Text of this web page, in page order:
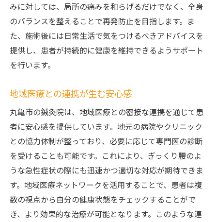
鍼灸施術で痛みを和らげるメカニズム
ぎっくり腰に特化した施術テクニック
丸亀市での鍼灸院活用法とその意義
痛みの軽減と再発防止のための施術
生活に取り入れる鍼灸施術の利点
ぎっくり腰に効く丸亀市鍼灸院の最新技術とは
最新技術を用いた鍼灸施術の現状
ぎっくり腰治療を支える新しいアプローチ
丸亀市の鍼灸院が導入する革新的技術
技術革新による施術の進化と効果
最新機器を駆使した鍼灸院の施術内容
ぎっくり腰に特化した最新治療法の実績
みに対しては、局所の痛みを和らげるだけでなく、全身
のバランスを整えることで再発防止を目指します。ま
た、施術後には日常生活で気をつけるべきアドバイスを
提供し、患者が持続的に健康を維持できるようサポート
を行います。
地域医療との連携が生む安心感
丸亀市の鍼灸院は、地域医療との密接な連携を通じて患
者に安心感を提供しています。地元の病院やクリニック
との協力体制が整っており、必要に応じて専門医の診断
を受けることも可能です。これにより、ぎっくり腰のよ
うな急性症状の際にも迅速かつ適切な対応が期待できま
す。地域医療ネットワークを活用することで、患者は複
数の視点から自分の健康状態をチェックすることがで
き、より効果的な治療が可能となります。このような連